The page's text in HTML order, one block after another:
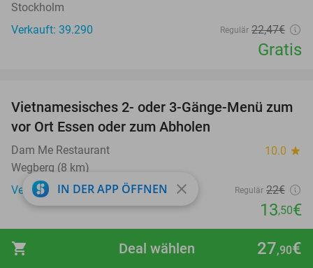
shopping_cart 27,90€
Deal wählen
Stockholm
Verkauft: 39.290
Regulär 22,47€
Gratis
39%
Vietnamesisches 2- oder 3-Gänge-Menü zum
vor Ort Essen oder zum Abholen
Dam Me Restaurant 10.0 star
Wegberg (8 km)
Verkauft: 473
Regulär 22€
13,50€
favorite_border
IN DER APP ÖFFNEN close